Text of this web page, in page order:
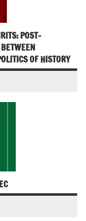
POST-
OF HISTORY